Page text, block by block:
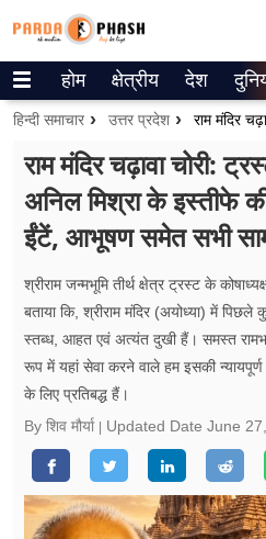
Trending on Google News
ePaper
वेब स्टोरीज
उत्तर प्रदेश
गैलरी
वीडियो
रिलेशनशिप
जीवन मंत्रा
फूड
होम क्षेत्रीय देश
हिन्दी समाचार उत्तर प्रदेश
राम मंदिर चढ़ावा चोरी:
अनिल मिश्रा के इस्तीफे
ईंटें, आभूषण समेत सभी
श्रीराम जन्मभूमि तीर्थ क्षेत्र ट्रस्ट के
बताया कि, श्रीराम मंदिर (अयोध्या) में
स्तब्ध, आहत एवं अत्यंत दुखी हैं। समस्त
रूप में यहां सेवा करने वाले हम इसकी
के लिए प्रतिबद्ध हैं।
By शिव मौर्या
Updated Date June